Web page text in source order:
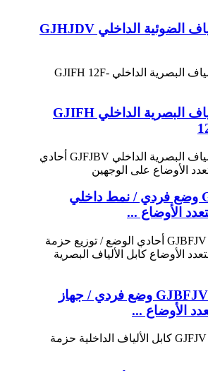
كابل الألياف الضوئية الداخلي GJHJDV
كابل الألياف البصرية الداخلي GJIFH
GJFJBV وضع فردي / نمط داخلي
الأوضاع ...
GJBFJV 4F-48F وضع فردي / جهاز
الأوضاع ...